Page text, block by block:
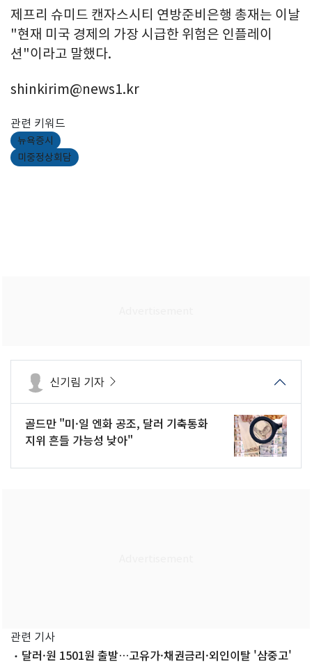
제프리 슈미드 캔자스시티 연방준비은행 총재는 이날
"현재 미국 경제의 가장 시급한 위험은 인플레이
션"이라고 말했다.
shinkirim@news1.kr
관련 키워드
뉴욕증시
미중정상회담
신기림 기자
골드만 "미·일 엔화 공조, 달러 기축통화
지위 흔들 가능성 낮아"
관련 기사
달러·원 1501원 출발…고유가·채권금리·외인이탈 '삼중고'